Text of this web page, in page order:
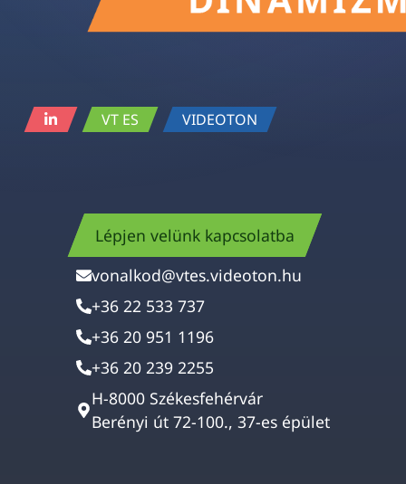
VT ES VIDEOTON
Lépjen velünk kapcsolatba
vonalkod@vtes.videoton.hu
+36 22 533 737
+36 20 951 1196
+36 20 239 2255
H-8000 Székesfehérvár
Berényi út 72-100., 37-es épület